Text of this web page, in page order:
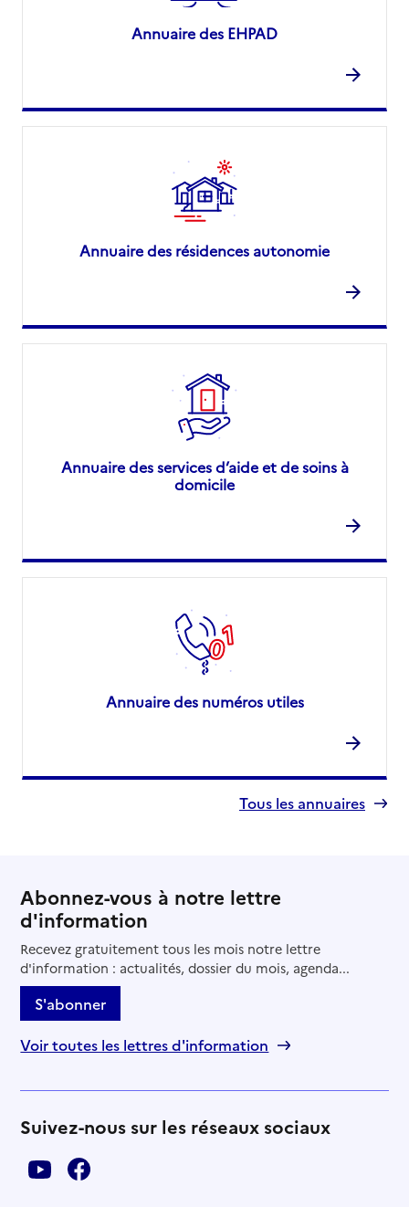
Annuaire des EHPAD
Annuaire des résidences autonomie
Annuaire des services d’aide et de soins à
domicile
Annuaire des numéros utiles
Tous les annuaires
Abonnez-vous à notre lettre
d'information
Recevez gratuitement tous les mois notre lettre
d'information : actualités, dossier du mois, agenda...
S'abonner
Voir toutes les lettres d'information
Suivez-nous sur les réseaux sociaux